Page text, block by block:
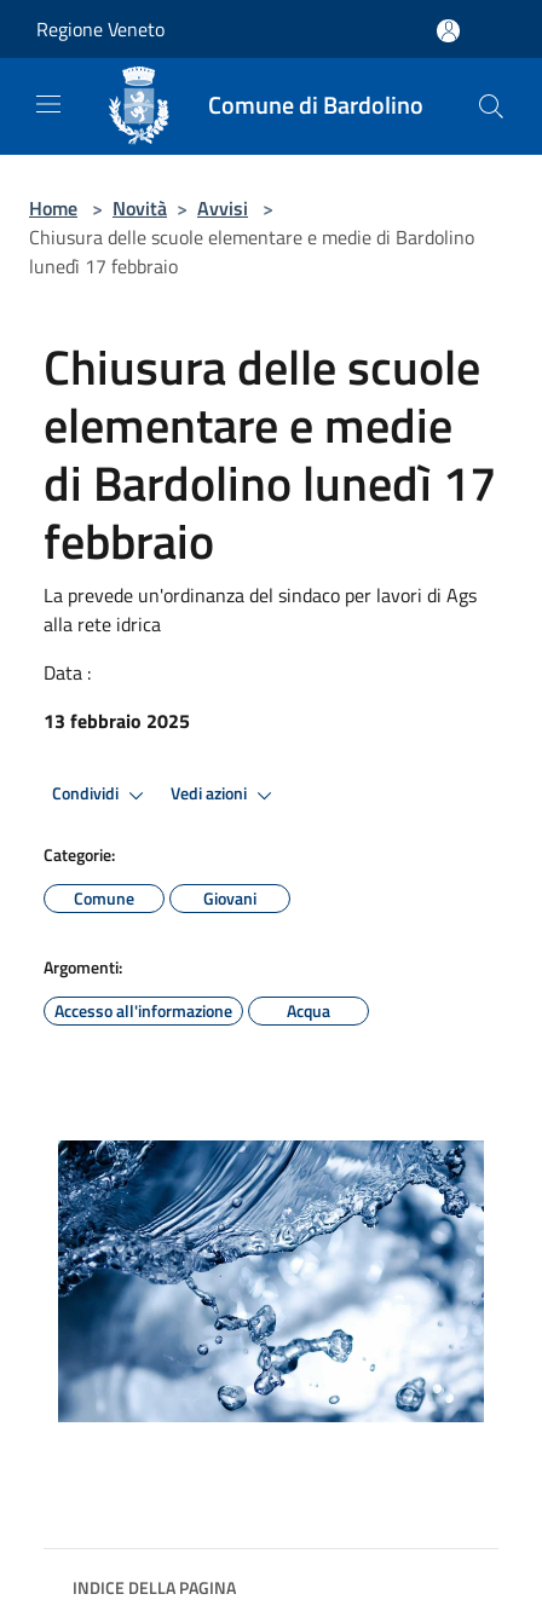
Regione Veneto
Comune di Bardolino
Home > Novità > Avvisi >
Chiusura delle scuole elementare e medie di Bardolino
lunedì 17 febbraio
Chiusura delle scuole
elementare e medie
di Bardolino lunedì 17
febbraio
La prevede un'ordinanza del sindaco per lavori di Ags
alla rete idrica
Data :
13 febbraio 2025
Condividi Vedi azioni
Categorie:
Comune
Giovani
Argomenti:
Accesso all'informazione
Acqua
INDICE DELLA PAGINA